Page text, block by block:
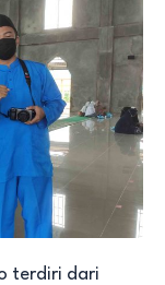
terdiri dari